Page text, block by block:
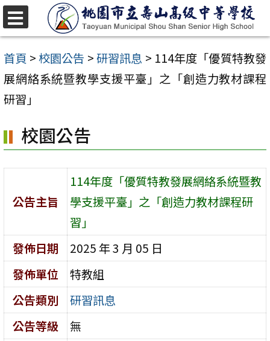
跳
至
主
要
內
區
首頁 >校園公告 >研習訊息 > 114年度「優質特教發
展網絡系統暨教學支援平臺」之「創造力教材課程
研習」
校園公告
公告主旨
114年度「優質特教發展網絡系統暨教
學支援平臺」之「創造力教材課程研
習」
發佈日期
2025 年 3 月 05 日
發佈單位
特教組
公告類別
研習訊息
公告等級
無
選
單